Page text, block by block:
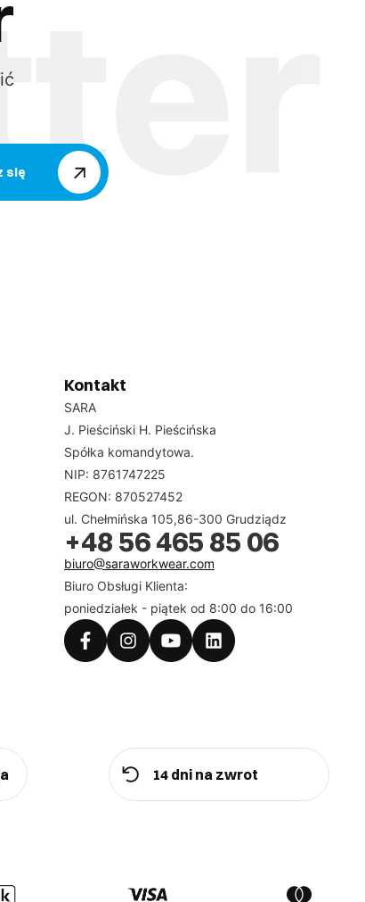
się
Kontakt
SARA
J. Pieściński H. Pieścińska
Spółka komandytowa.
NIP: 8761747225
REGON: 870527452
ul. Chełmińska 105,86-300 Grudziądz
+48 56 465 85 06
biuro@saraworkwear.com
Biuro Obsługi Klienta:
poniedziałek - piątek od 8:00 do 16:00
14 dni na zwrot